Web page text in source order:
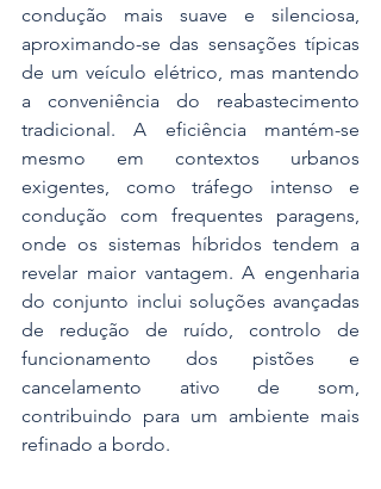
condução mais suave e silenciosa,
aproximando-se das sensações típicas
de um veículo elétrico, mas mantendo
a conveniência do reabastecimento
tradicional. A eficiência mantém-se
mesmo em contextos urbanos
exigentes, como tráfego intenso e
condução com frequentes paragens,
onde os sistemas híbridos tendem a
revelar maior vantagem. A engenharia
do conjunto inclui soluções avançadas
de redução de ruído, controlo de
funcionamento dos pistões e
cancelamento ativo de som,
contribuindo para um ambiente mais
refinado a bordo.